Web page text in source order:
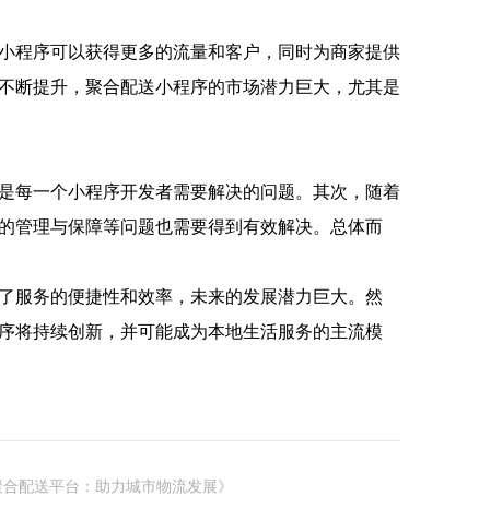
程序可以获得更多的流量和客户，同时为商家提供
断提升，聚合配送小程序的市场潜力巨大，尤其是
每一个小程序开发者需要解决的问题。其次，随着
管理与保障等问题也需要得到有效解决。总体而
服务的便捷性和效率，未来的发展潜力巨大。然
将持续创新，并可能成为本地生活服务的主流模
配送平台：助力城市物流发展》